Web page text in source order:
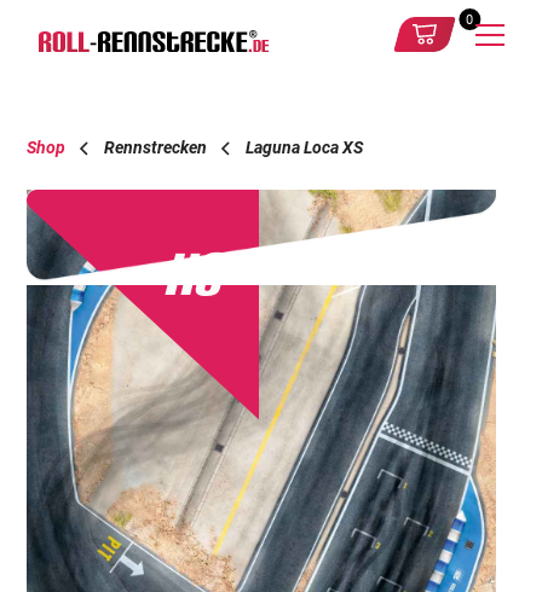
0
Shop Rennstrecken Laguna Loca XS
XS